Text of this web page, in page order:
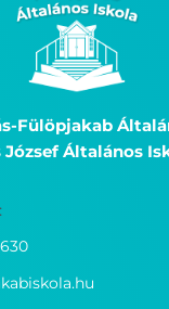
Fülöpjakab
József Általános